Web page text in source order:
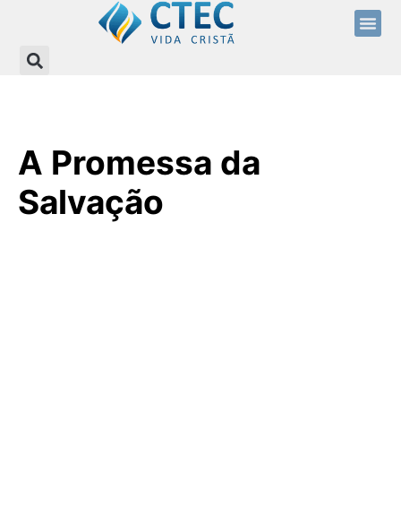
A Promessa da
Salvação